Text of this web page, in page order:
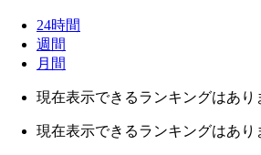
24時間
週間
月間
現在表示できるランキングはあり
現在表示できるランキングはあり